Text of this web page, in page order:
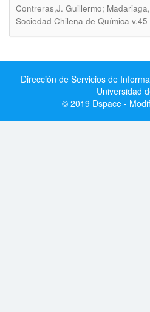
Contreras,J. Guillermo;
Sociedad Chilena de Química
Dirección de Servicios de
Universidad
© 2019 Dspace -